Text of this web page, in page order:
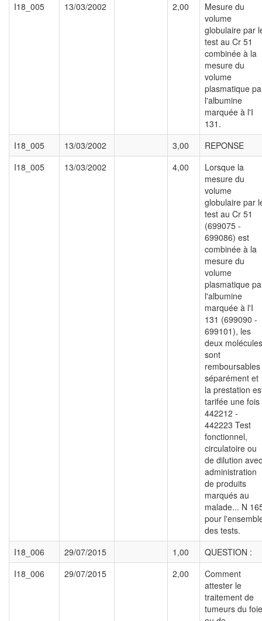
I18_005
13/03/2002 2,00
Mesure du
volume
globulaire par
test au Cr 51
combinée à la
mesure du
volume
plasmatique
l'albumine
marquée à l'I
131.
I18_005
13/03/2002 3,00
REPONSE
I18_005
13/03/2002 4,00
Lorsque la
mesure du
volume
globulaire par
test au Cr 51
(699075 -
699086) est
combinée à la
mesure du
volume
plasmatique
l'albumine
marquée à l'I
131 (699090 -
699101), les
deux molécules
sont
remboursables
séparément et
la prestation
tarifée une fois
442212 -
442223 Test
fonctionnel,
circulatoire ou
de dilution avec
administration
de produits
marqués au
malade... N
pour
des tests.
I18_006
29/07/2015 1,00
QUESTION :
I18_006
29/07/2015 2,00
Comment
attester le
traitement de
tumeurs du foie